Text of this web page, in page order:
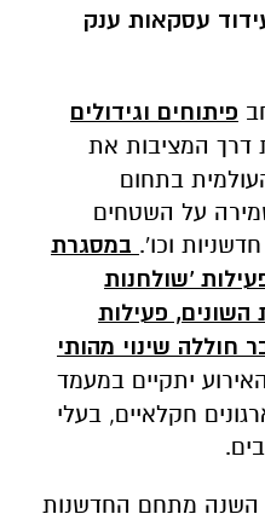
עסקאות ענק
פיתוחים וגידולים
דרך המציבות את
בתחום
על השטחים
וכו'. במסגרת
תתקיים פעילות 'שולחנות
פעילות
חוללה שינוי מהותי
יתקיים במעמד
חקלאיים, בעלי
השנה מתחם החדשנות